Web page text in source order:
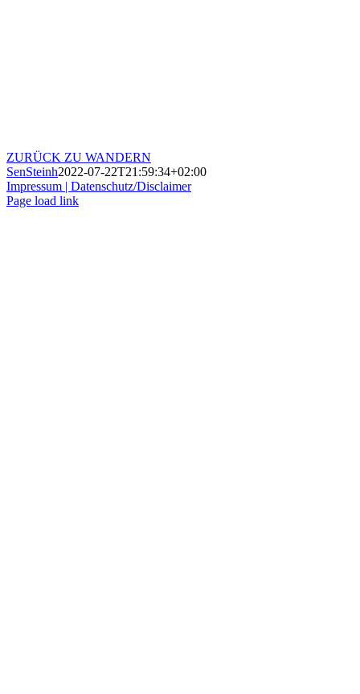
ZURÜCK ZU WANDERN
SenSteinh2022-07-22T21:59:34+02:00
Impressum | Datenschutz/Disclaimer
Page load link